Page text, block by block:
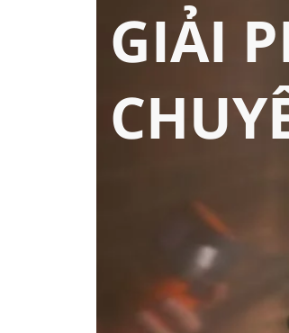
GIẢI